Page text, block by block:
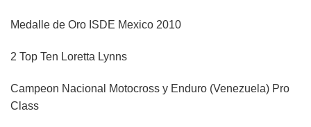
Medalle de Oro ISDE Mexico 2010
2 Top Ten Loretta Lynns
Campeon Nacional Motocross y Enduro (Venezuela) Pro
Class